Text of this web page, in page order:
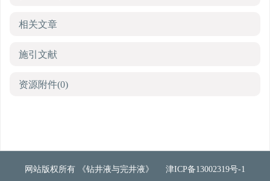
相关文章
施引文献
资源附件(0)
网站版权所有 《钻井液与完井液》 津ICP备13002319号-1